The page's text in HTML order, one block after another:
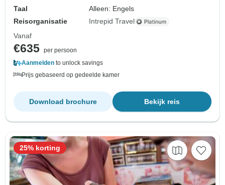
Taal
Alleen: Engels
Reisorganisatie
Intrepid Travel
Vanaf
€635 per persoon
Aanmelden to unlock savings
Prijs gebaseerd op gedeelde kamer
Bekijk reis
Download brochure
25% korting